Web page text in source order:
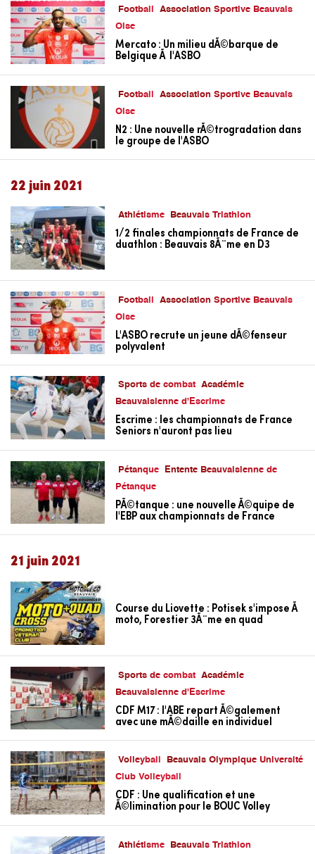
Football
Association Sportive Beauvais
Oise
Mercato : Un milieu dÃ©barque de
Belgique Ã l'ASBO
Football
Association Sportive Beauvais
Oise
N2 : Une nouvelle rÃ©trogradation dans
le groupe de l'ASBO
22 juin 2021
Athlétisme Beauvais Triathlon
1/2 finales championnats de France de
duathlon : Beauvais 8Ã¨me en D3
Football
Association Sportive Beauvais
Oise
L'ASBO recrute un jeune dÃ©fenseur
polyvalent
Sports de combat
Académie
Beauvaisienne d'Escrime
Escrime : les championnats de France
Seniors n'auront pas lieu
Pétanque
Entente Beauvaisienne de
Pétanque
PÃ©tanque : une nouvelle Ã©quipe de
l'EBP aux championnats de France
21 juin 2021
Course du Liovette : Potisek s'impose Ã
moto, Forestier 3Ã¨me en quad
Sports de combat
Académie
Beauvaisienne d'Escrime
CDF M17 : l'ABE repart Ã©galement
avec une mÃ©daille en individuel
Volleyball
Beauvais Olympique Université
Club Volleyball
CDF : Une qualification et une
Ã©limination pour le BOUC Volley
Athlétisme Beauvais Triathlon